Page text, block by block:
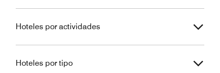
Hoteles por actividades
Hoteles por tipo